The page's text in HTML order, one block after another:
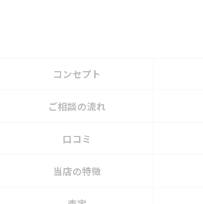
コンセプト
ご相談の流れ
口コミ
当店の特徴